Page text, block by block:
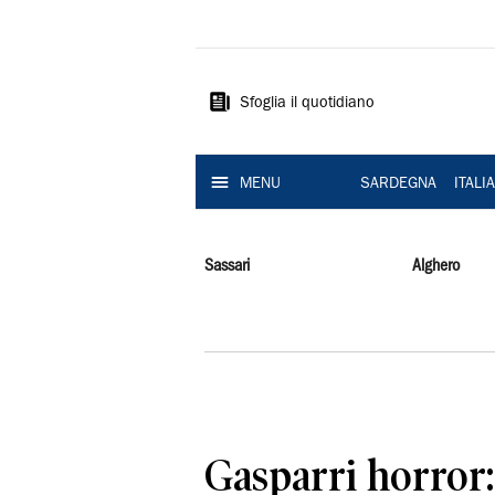
Sardegna
Sfoglia il quotidiano
MENU SARDEGNA
Sassari Alghero
Gasparri